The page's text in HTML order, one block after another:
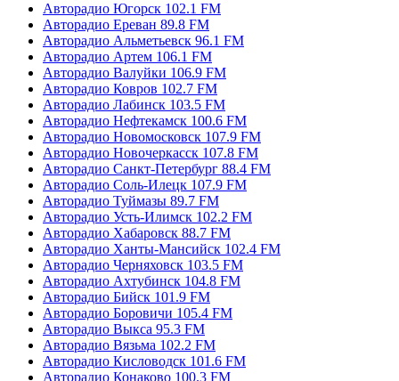
Авторадио Югорск 102.1 FM
Авторадио Ереван 89.8 FM
Авторадио Альметьевск 96.1 FM
Авторадио Артем 106.1 FM
Авторадио Валуйки 106.9 FM
Авторадио Ковров 102.7 FM
Авторадио Лабинск 103.5 FM
Авторадио Нефтекамск 100.6 FM
Авторадио Новомосковск 107.9 FM
Авторадио Новочеркасск 107.8 FM
Авторадио Санкт-Петербург 88.4 FM
Авторадио Соль-Илецк 107.9 FM
Авторадио Туймазы 89.7 FM
Авторадио Усть-Илимск 102.2 FM
Авторадио Хабаровск 88.7 FM
Авторадио Ханты-Мансийск 102.4 FM
Авторадио Черняховск 103.5 FM
Авторадио Ахтубинск 104.8 FM
Авторадио Бийск 101.9 FM
Авторадио Боровичи 105.4 FM
Авторадио Выкса 95.3 FM
Авторадио Вязьма 102.2 FM
Авторадио Кисловодск 101.6 FM
Авторадио Конаково 100.3 FM